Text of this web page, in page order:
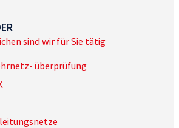
sind wir für Sie tätig
überprüfung